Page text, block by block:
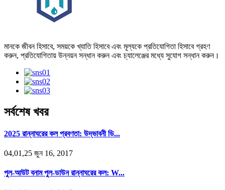
মানকে জীবন হিসাবে, সময়কে খ্যাতি হিসাবে এবং মূল্যকে প্রতিযোগিতা হিসাবে গ্রহণ
করুন, প্রতিযোগিতায় উন্নয়ন সন্ধান করুন এবং চ্যালেঞ্জের মধ্যে সুযোগ সন্ধান করুন।
সর্বশেষ খবর
2025 রান্নাঘরের কল প্রবণতা: উদ্ভাবনী ডি...
04,01,25 জুন 16, 2017
পুল-আউট বনাম পুল-ডাউন রান্নাঘরের কল: W...